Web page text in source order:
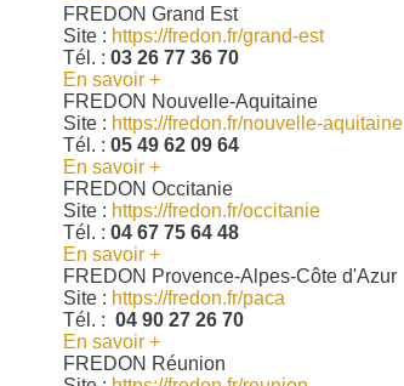
FREDON Grand Est
Site : https://fredon.fr/grand-est
Tél. : 03 26 77 36 70
En savoir +
FREDON Nouvelle-Aquitaine
Site : https://fredon.fr/nouvelle-aquitaine
Tél. : 05 49 62 09 64
En savoir +
FREDON Occitanie
Site : https://fredon.fr/occitanie
Tél. : 04 67 75 64 48
En savoir +
FREDON Provence-Alpes-Côte d'Azur
Site : https://fredon.fr/paca
Tél. : 04 90 27 26 70
En savoir +
FREDON Réunion